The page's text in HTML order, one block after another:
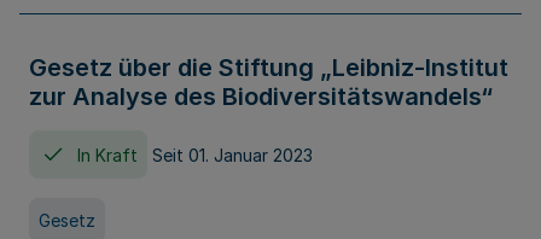
Gesetz über die Stiftung „Leibniz-Institut
zur Analyse des Biodiversitätswandels“
In Kraft Seit 01. Januar 2023
Gesetz